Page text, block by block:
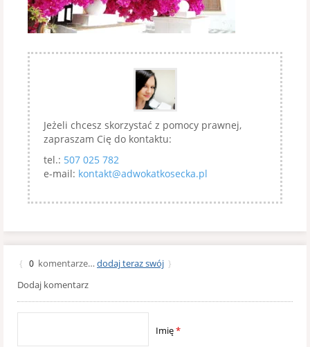
Jeżeli chcesz skorzystać z pomocy prawnej,
zapraszam Cię do kontaktu:
tel.: 507 025 782
e-mail: kontakt@adwokatkosecka.pl
{ 0 komentarze… dodaj teraz swój }
Dodaj komentarz
Imię*